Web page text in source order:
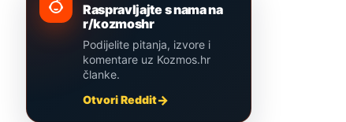
Raspravljajte s nama na
r/kozmoshr
Podijelite pitanja, izvore i
komentare uz Kozmos.hr
članke.
Otvori Reddit